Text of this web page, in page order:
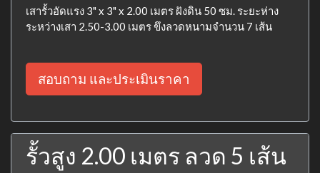
เสารั้วอัดแรง 3" x 3" x 2.00 เมตร ฝังดิน 50 ซม. ระยะห่าง
ระหว่างเสา 2.50-3.00 เมตร ขึงลวดหนามจำนวน 7 เส้น
สอบถาม และประเมินราคา
รั้วสูง 2.00 เมตร ลวด 5 เส้น